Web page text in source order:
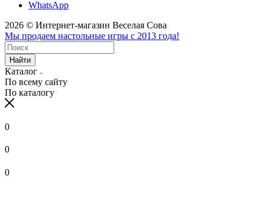
WhatsApp
2026 © Интернет-магазин Веселая Сова
Мы продаем настольные игры с 2013 года!
Найти
Каталог
По всему сайту
По каталогу
0
0
0